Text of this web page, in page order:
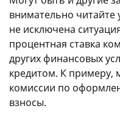
внимательно читайте
не исключена
процентная ставка
других финансовых
кредитом. К примеру,
комиссии по
взносы.